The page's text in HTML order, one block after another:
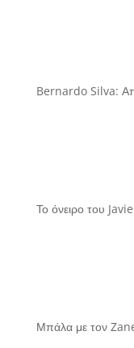
Bernardo Silva:
Το όνειρο του
Μπάλα με τον